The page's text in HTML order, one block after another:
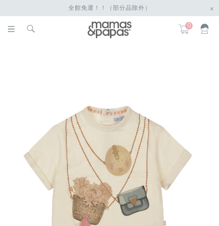
全館免運！！（部分品除外） x
0